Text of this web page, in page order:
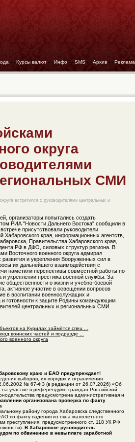
- - Курсы валют - - Инфо - - SMS - - Архив - - Реклама
округа
СМИ
встретился с руководителями центральных и
организаторы попытались создать
РИА "Новости Дальнего Востока" сообщили в
присутствовали руководители
Хабаровского края, информационных агентств,
Правительства Хабаровского края,
РФ в ДФО, силовых структур региона. В
Восточного военного округа адмирал
развития и укрепления Вооруженных сил в
их дальнейшего взаимодействия с
наметили перспективы совместной работы по
и укреплении престижа военной службы. За
общественности о жизни и учебно-боевой
активное участие в освещении вопросов
в воспитании военнослужащих и
и готовности к защите Родины командующим
центральных и региональных СМИ.
на Курилах займётся спец ...
воинских частей и подразде ...
военного округа
краю и ЕАО предупреждает!
выборов, их порядок и ограничения
№ 67-ФЗ (в редакции от 26.07.2026) «Об
участие в референдуме граждан Российской
предусмотрена административная и
организована проверка по факту
району города Хабаровска следственного
по факту падения из окна малолетнего
преступления, предусмотренного ст. 118 УК РФ
В Хабаровске руководитель
по обвинению в невыплате заработной